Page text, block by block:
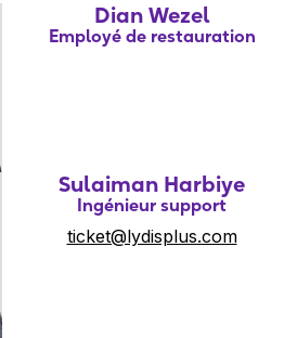
Dian Wezel
Employé de restauration
Sulaiman Harbiye
Ingénieur support
ticket@lydisplus.com